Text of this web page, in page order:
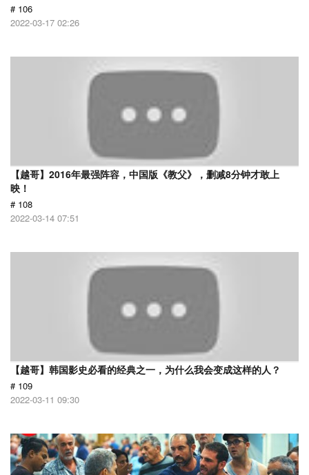
# 106
2022-03-17 02:26
【越哥】2016年最强阵容，中国版《教父》，删减8分钟才敢上
映！
# 108
2022-03-14 07:51
【越哥】韩国影史必看的经典之一，为什么我会变成这样的人？
# 109
2022-03-11 09:30